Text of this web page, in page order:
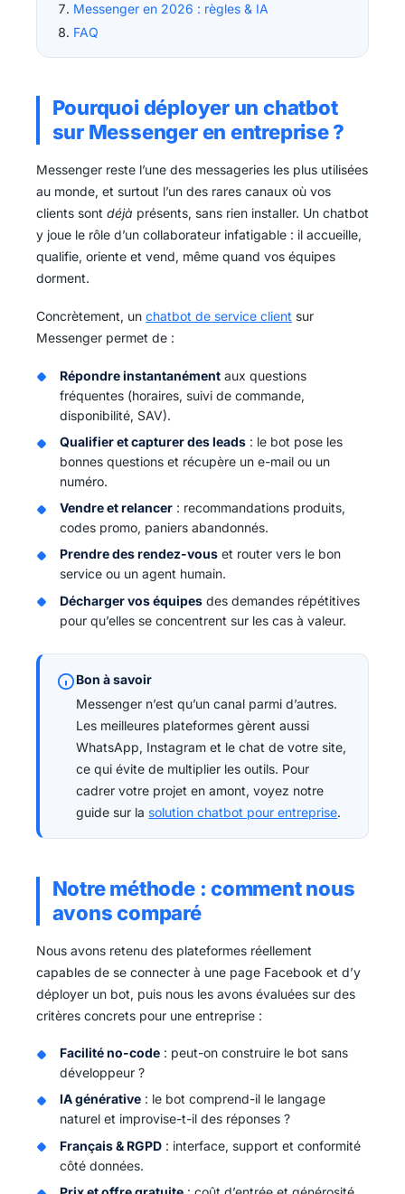
Messenger en 2026 : règles & IA
FAQ
Pourquoi déployer un chatbot
sur Messenger en entreprise ?
Messenger reste l’une des messageries les plus utilisées
au monde, et surtout l’un des rares canaux où vos
clients sont déjà présents, sans rien installer. Un chatbot
y joue le rôle d’un collaborateur infatigable : il accueille,
qualifie, oriente et vend, même quand vos équipes
dorment.
Concrètement, un chatbot de service client sur
Messenger permet de :
Répondre instantanémentaux questions
fréquentes (horaires, suivi de commande,
disponibilité, SAV).
Qualifier et capturer des leads: le bot pose les
bonnes questions et récupère un e-mail ou un
numéro.
Vendre et relancer: recommandations produits,
codes promo, paniers abandonnés.
Prendre des rendez-vouset router vers le bon
service ou un agent humain.
Décharger vos équipesdes demandes répétitives
pour qu’elles se concentrent sur les cas à valeur.
Bon à savoir
Messenger n’est qu’un canal parmi d’autres.
Les meilleures plateformes gèrent aussi
WhatsApp, Instagram et le chat de votre site,
ce qui évite de multiplier les outils. Pour
cadrer votre projet en amont, voyez notre
guide sur la solution chatbot pour entreprise.
Notre méthode : comment nous
avons comparé
Nous avons retenu des plateformes réellement
capables de se connecter à une page Facebook et d’y
déployer un bot, puis nous les avons évaluées sur des
critères concrets pour une entreprise :
Facilité no-code: peut-on construire le bot sans
développeur ?
IA générative: le bot comprend-il le langage
naturel et improvise-t-il des réponses ?
Français & RGPD: interface, support et conformité
côté données.